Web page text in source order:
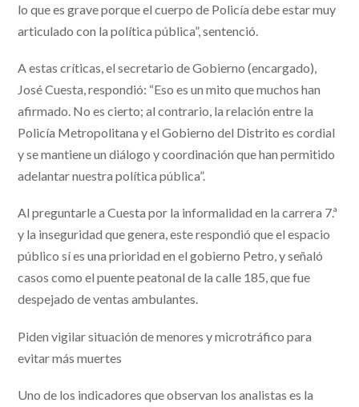
lo que es grave porque el cuerpo de Policía debe estar muy
articulado con la política pública”, sentenció.
A estas críticas, el secretario de Gobierno (encargado),
José Cuesta, respondió: “Eso es un mito que muchos han
afirmado. No es cierto; al contrario, la relación entre la
Policía Metropolitana y el Gobierno del Distrito es cordial
y se mantiene un diálogo y coordinación que han permitido
adelantar nuestra política pública”.
Al preguntarle a Cuesta por la informalidad en la carrera 7.ª
y la inseguridad que genera, este respondió que el espacio
público sí es una prioridad en el gobierno Petro, y señaló
casos como el puente peatonal de la calle 185, que fue
despejado de ventas ambulantes.
Piden vigilar situación de menores y microtráfico para
evitar más muertes
Uno de los indicadores que observan los analistas es la